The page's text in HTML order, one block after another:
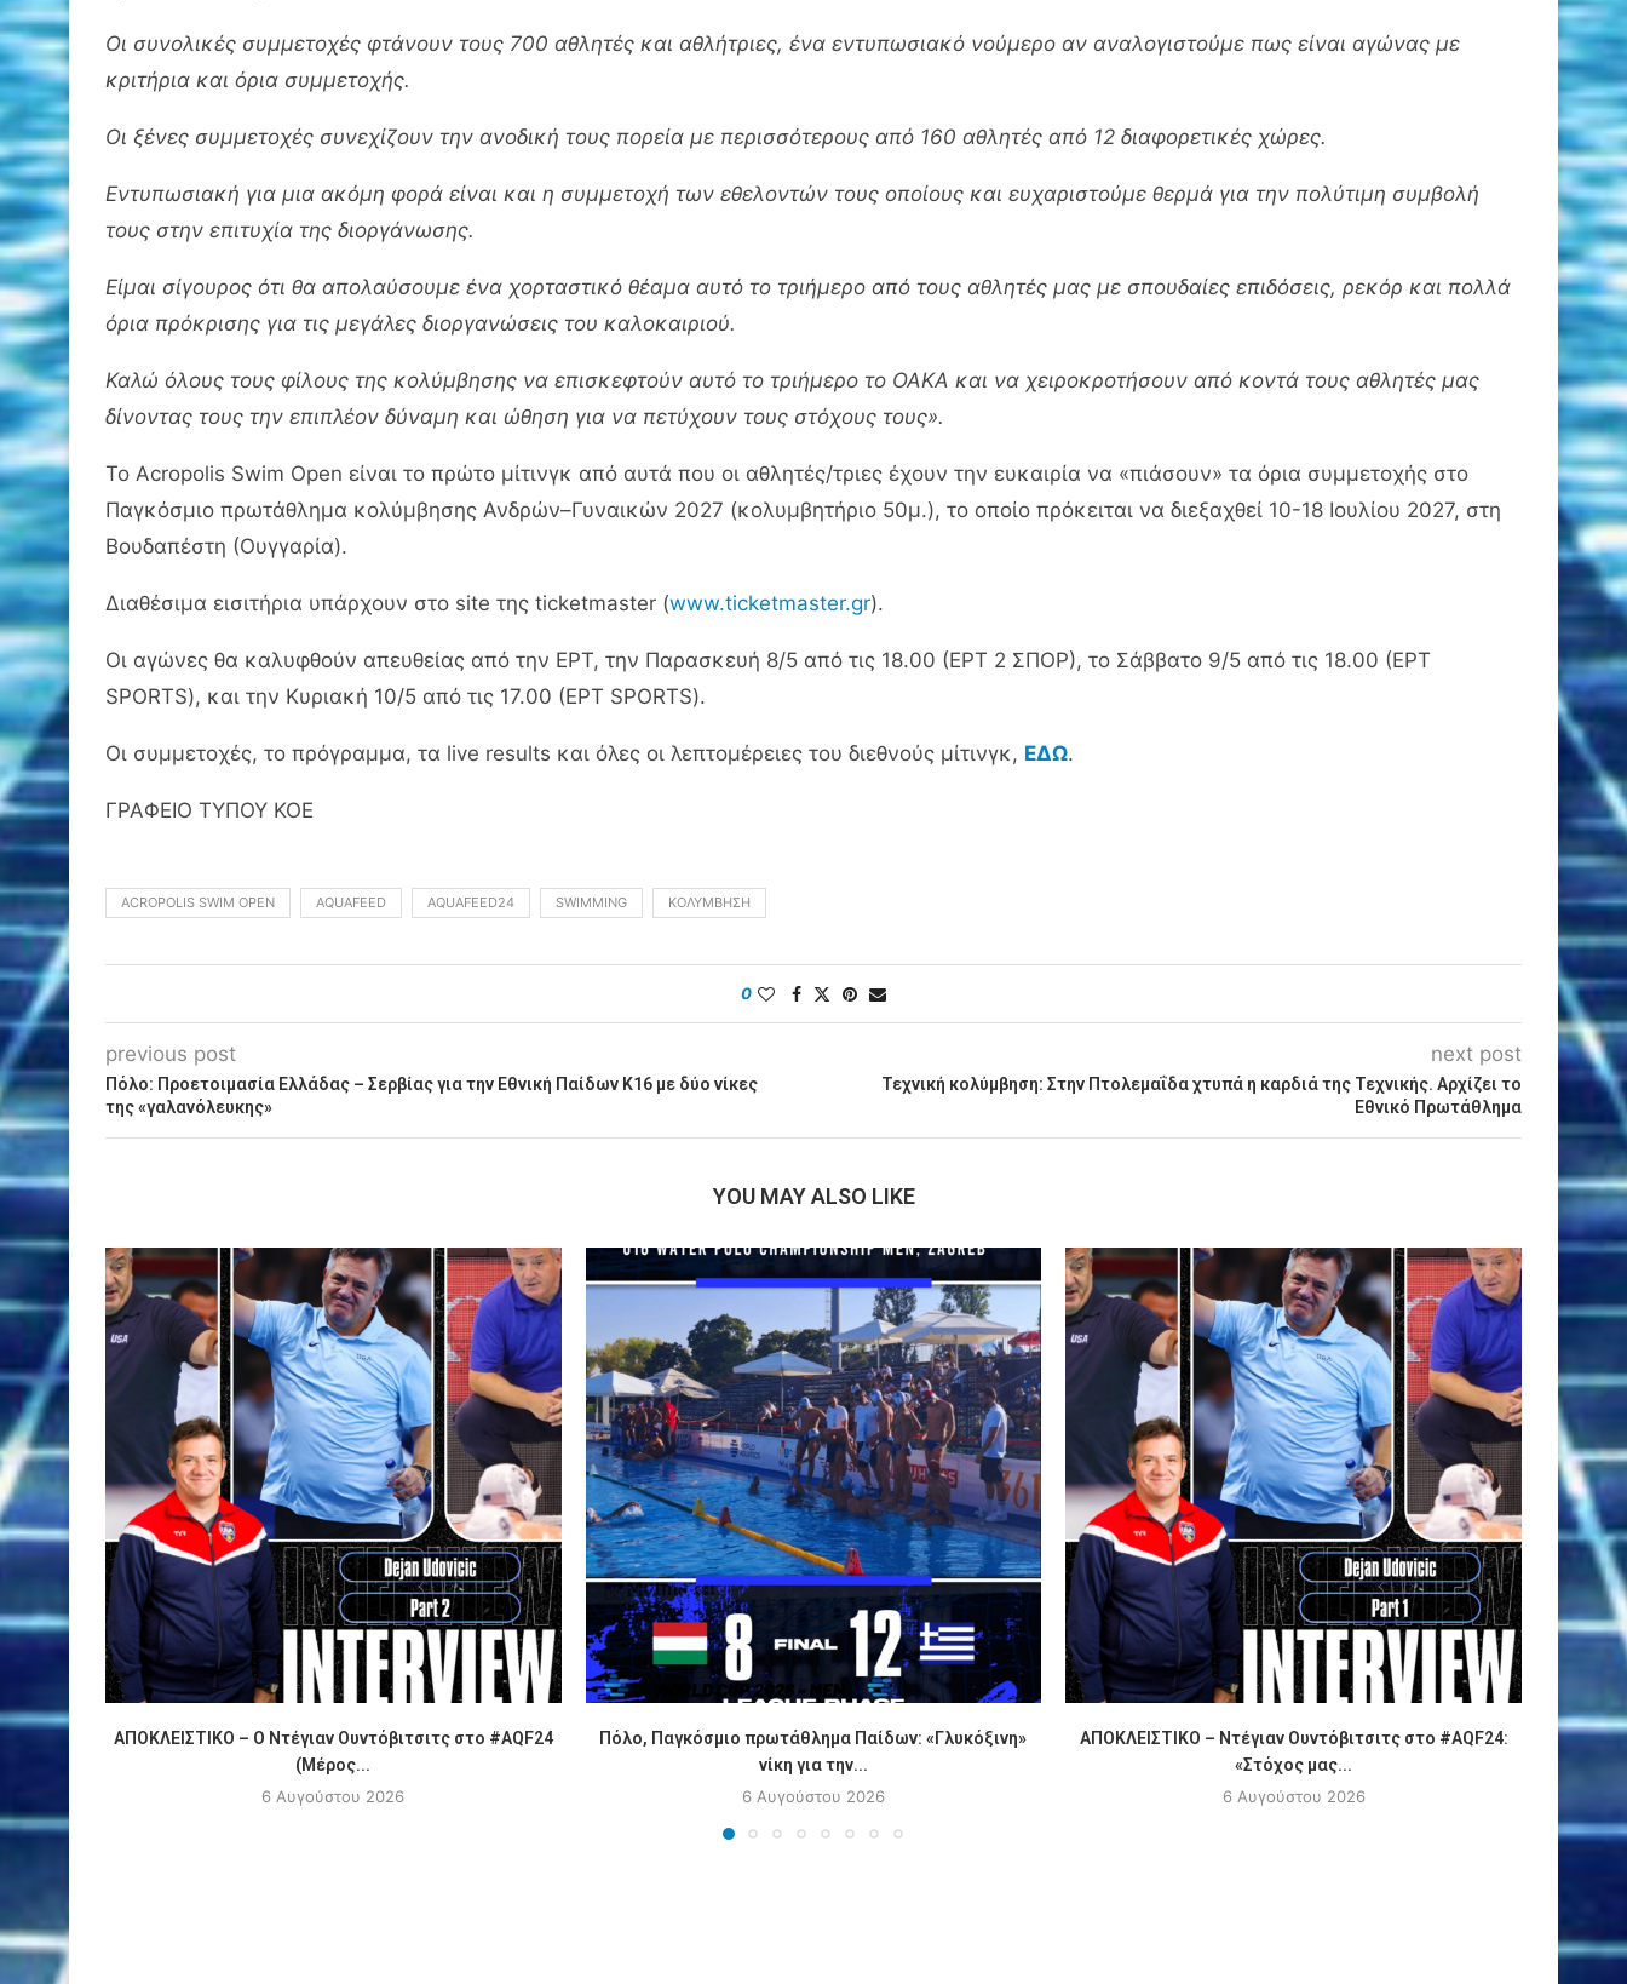
Οι συνολικές συμμετοχές φτάνουν τους 700 αθλητές και αθλήτριες, ένα εντυπωσιακό νούμερο αν αναλογιστούμε πως είναι αγώνας με
κριτήρια και όρια συμμετοχής.
Οι ξένες συμμετοχές συνεχίζουν την ανοδική τους πορεία με περισσότερους από 160 αθλητές από 12 διαφορετικές χώρες.
Εντυπωσιακή για μια ακόμη φορά είναι και η συμμετοχή των εθελοντών τους οποίους και ευχαριστούμε θερμά για την πολύτιμη συμβολή
τους στην επιτυχία της διοργάνωσης.
Είμαι σίγουρος ότι θα απολαύσουμε ένα χορταστικό θέαμα αυτό το τριήμερο από τους αθλητές μας με σπουδαίες επιδόσεις, ρεκόρ και πολλά
όρια πρόκρισης για τις μεγάλες διοργανώσεις του καλοκαιριού.
Καλώ όλους τους φίλους της κολύμβησης να επισκεφτούν αυτό το τριήμερο το ΟΑΚΑ και να χειροκροτήσουν από κοντά τους αθλητές μας
δίνοντας τους την επιπλέον δύναμη και ώθηση για να πετύχουν τους στόχους τους».
Το Acropolis Swim Open είναι το πρώτο μίτινγκ από αυτά που οι αθλητές/τριες έχουν την ευκαιρία να «πιάσουν» τα όρια συμμετοχής στο
Παγκόσμιο πρωτάθλημα κολύμβησης Ανδρών–Γυναικών 2027 (κολυμβητήριο 50μ.), το οποίο πρόκειται να διεξαχθεί 10-18 Ιουλίου 2027, στη
Βουδαπέστη (Ουγγαρία).
Διαθέσιμα εισιτήρια υπάρχουν στο site της ticketmaster (www.ticketmaster.gr).
Οι αγώνες θα καλυφθούν απευθείας από την ΕΡΤ, την Παρασκευή 8/5 από τις 18.00 (ΕΡΤ 2 ΣΠΟΡ), το Σάββατο 9/5 από τις 18.00 (ΕΡΤ
SPORTS), και την Κυριακή 10/5 από τις 17.00 (ΕΡΤ SPORTS).
Οι συμμετοχές, το πρόγραμμα, τα live results και όλες οι λεπτομέρειες του διεθνούς μίτινγκ, ΕΔΩ.
ΓΡΑΦΕΙΟ ΤΥΠΟΥ ΚΟΕ
ACROPOLIS SWIM OPEN AQUAFEED AQUAFEED24 SWIMMING ΚΟΛΎΜΒΗΣΗ
0
previous post
Πόλο: Προετοιμασία Ελλάδας – Σερβίας για την Εθνική Παίδων Κ16 με δύο νίκες
της «γαλανόλευκης»
next post
Τεχνική κολύμβηση: Στην Πτολεμαΐδα χτυπά η καρδιά της Τεχνικής. Αρχίζει το
Εθνικό Πρωτάθλημα
YOU MAY ALSO LIKE
ΑΠΟΚΛΕΙΣΤΙΚΟ – Ο Ντέγιαν Ουντόβιτσιτς στο #AQF24
(Μέρος...
6 Αυγούστου 2026
Πόλο, Παγκόσμιο πρωτάθλημα Παίδων: «Γλυκόξινη»
νίκη για την...
6 Αυγούστου 2026
ΑΠΟΚΛΕΙΣΤΙΚΟ – Ντέγιαν Ουντόβιτσιτς στο #AQF24:
«Στόχος μας...
6 Αυγούστου 2026